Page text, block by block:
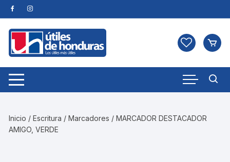
Skip
to
content
Inicio /Escritura /Marcadores / MARCADOR DESTACADOR
AMIGO, VERDE